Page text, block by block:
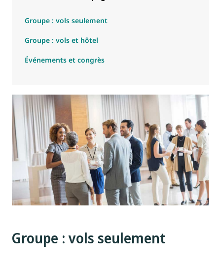
Groupe : vols seulement
Groupe : vols et hôtel
Événements et congrès
Groupe : vols seulement